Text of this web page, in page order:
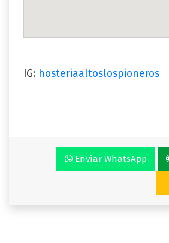
IG: hosteriaaltoslospioneros
Envíar WhatsApp